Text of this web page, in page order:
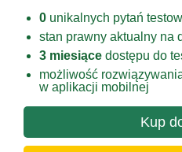
0 unikalnych pytań
stan prawny aktualny na
3 miesiące dostępu do
możliwość
w aplikacji mobilnej
Kup